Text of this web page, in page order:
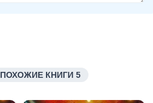
ПОХОЖИЕ КНИГИ 5